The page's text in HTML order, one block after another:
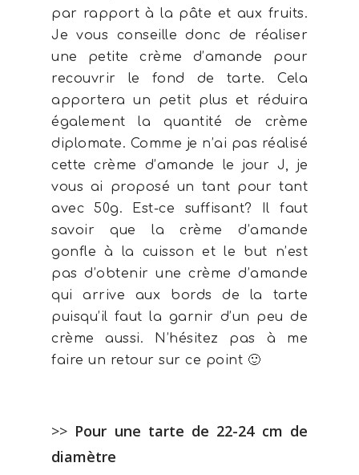
par rapport à la pâte et aux fruits.
Je vous conseille donc de réaliser
une petite crème d’amande pour
recouvrir le fond de tarte. Cela
apportera un petit plus et réduira
également la quantité de crème
diplomate. Comme je n’ai pas réalisé
cette crème d’amande le jour J, je
vous ai proposé un tant pour tant
avec 50g. Est-ce suffisant? Il faut
savoir que la crème d’amande
gonfle à la cuisson et le but n’est
pas d’obtenir une crème d’amande
qui arrive aux bords de la tarte
puisqu’il faut la garnir d’un peu de
crème aussi. N’hésitez pas à me
faire un retour sur ce point 🙂
>> Pour une tarte de 22-24 cm de
diamètre